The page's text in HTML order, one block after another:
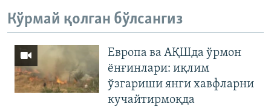
Кўрмай қолган бўлсангиз
Европа ва АҚШда ўрмон
ёнғинлари: иқлим
ўзгариши янги хавфларни
кучайтирмоқда